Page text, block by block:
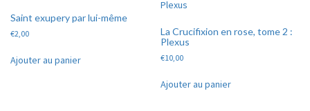
Saint exupery par lui-même
€2,00
Ajouter au panier
La Crucifixion en rose, tome 2 :
Plexus
€10,00
Ajouter au panier